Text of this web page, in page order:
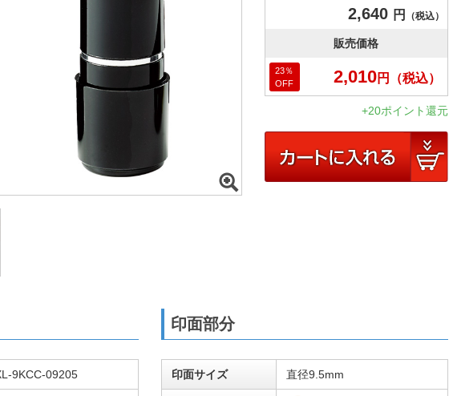
2,640 円 （税込）
販売価格
2,010円 （税込）
23％
OFF
+20ポイント還元
9KCC-09205
印面部分
印面サイズ 直径9.5mm